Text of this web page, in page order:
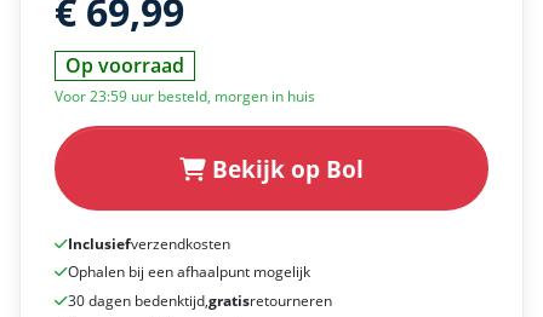
€ 69,99
Op voorraad
Voor 23:59 uur besteld, morgen in huis
Bekijk op Bol
Inclusiefverzendkosten
Ophalen bij een afhaalpunt mogelijk
30 dagen bedenktijd,gratisretourneren